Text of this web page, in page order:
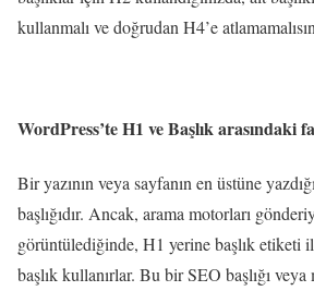
kullanmalı ve doğrudan H4’e
WordPress’te H1 ve Başlık arasındaki
Bir yazının veya sayfanın en üstüne
başlığıdır. Ancak, arama motorları
görüntülediğinde, H1 yerine başlık etiketi
başlık kullanırlar. Bu bir SEO başlığı veya